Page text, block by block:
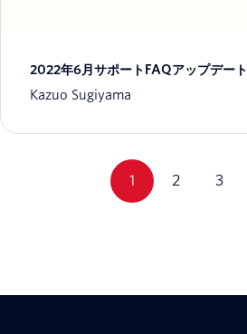
2022年6月サポートFAQアップデート
Kazuo Sugiyama
1 2 3